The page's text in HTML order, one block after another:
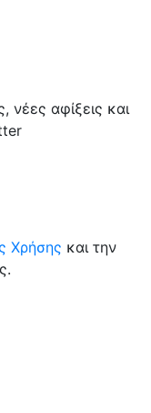
νέες αφίξεις και
Χρήσης και την